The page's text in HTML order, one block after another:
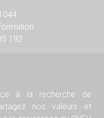
192
à la recherche de
nos valeurs et